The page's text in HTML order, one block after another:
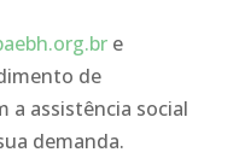
e
de
a assistência social
demanda.